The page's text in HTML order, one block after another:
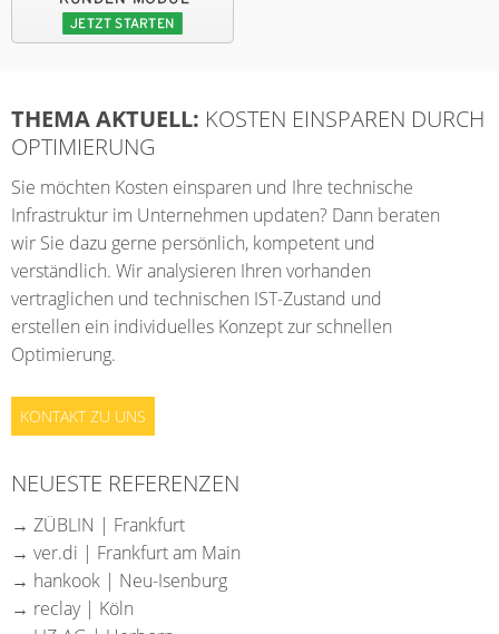
THEMA AKTUELL: KOSTEN EINSPAREN DURCH
OPTIMIERUNG
Sie möchten Kosten einsparen und Ihre technische
Infrastruktur im Unternehmen updaten? Dann beraten
wir Sie dazu gerne persönlich, kompetent und
verständlich. Wir analysieren Ihren vorhanden
vertraglichen und technischen IST-Zustand und
erstellen ein individuelles Konzept zur schnellen
Optimierung.
KONTAKT ZU UNS
NEUESTE REFERENZEN
→ ZÜBLIN | Frankfurt
→ ver.di | Frankfurt am Main
→ hankook | Neu-Isenburg
→ reclay | Köln